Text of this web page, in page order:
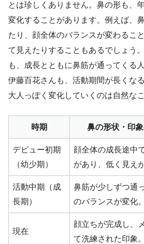
とは珍しくありません。鼻の形も、
変化することがあります。例えば、
たり、顔全体のバランスが変わるこ
て見えたりすることもあるでしょう
も、成長とともに鼻筋が通ってくる
伊藤百花さんも、活動期間が長くな
大人っぽく変化していくのは自然なこ
時期 鼻の形状・印
デビュー初期
（幼少期）
顔全体の成長途中
があり、低く見え
活動中期（成
長期）
鼻筋が少しずつ通
のバランスが変化。
現在
顔立ちが完成し、
て洗練された印象。